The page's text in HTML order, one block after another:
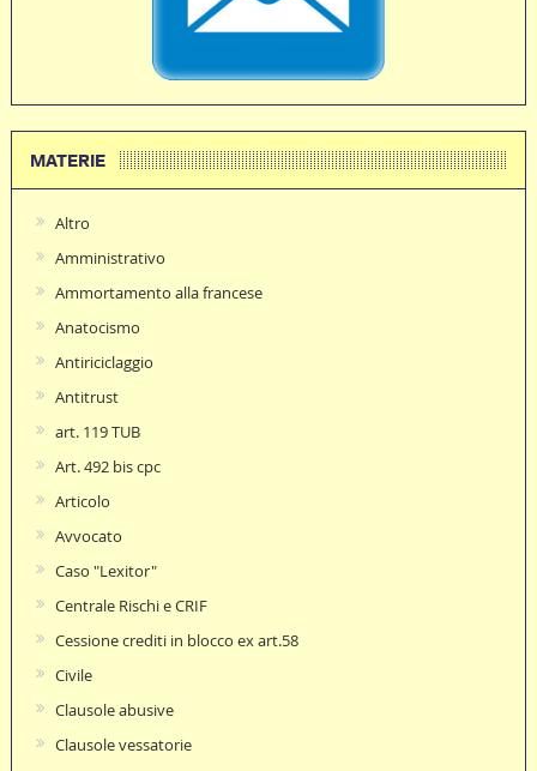
MATERIE
Altro
Amministrativo
Ammortamento alla francese
Anatocismo
Antiriciclaggio
Antitrust
art. 119 TUB
Art. 492 bis cpc
Articolo
Avvocato
Caso "Lexitor"
Centrale Rischi e CRIF
Cessione crediti in blocco ex art.58
Civile
Clausole abusive
Clausole vessatorie